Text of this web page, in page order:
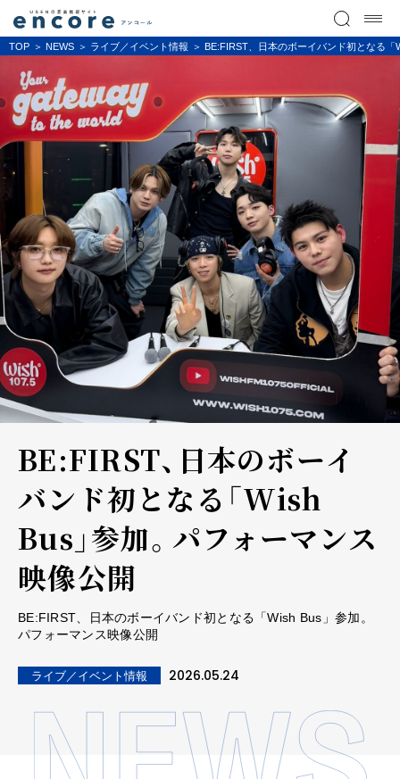
TOP NEWS ライブ／イベント情報 BE:FIRST、日本のボーイバンド初となる
BE:FIRST、日本のボーイ
バンド初となる「Wish
Bus」参加。パフォーマンス
映像公開
BE:FIRST、日本のボーイバンド初となる「Wish Bus」参加。
パフォーマンス映像公開
ライブ／イベント情報 2026.05.24